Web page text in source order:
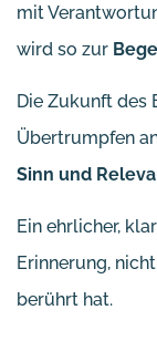
mit
wird so zur
Die Zukunft des
Übertrumpfen
Sinn und
Ein ehrlicher,
Erinnerung,
berührt hat.